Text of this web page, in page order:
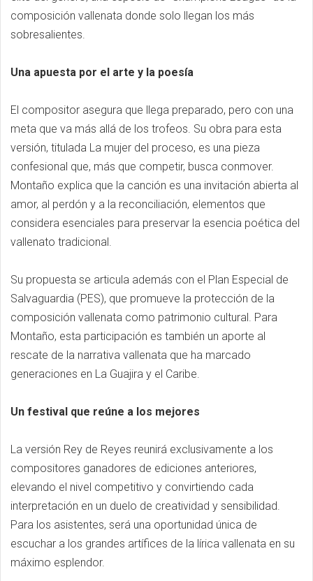
composición vallenata donde solo llegan los más
sobresalientes.
Una apuesta por el arte y la poesía
El compositor asegura que llega preparado, pero con una
meta que va más allá de los trofeos. Su obra para esta
versión, titulada La mujer del proceso, es una pieza
confesional que, más que competir, busca conmover.
Montaño explica que la canción es una invitación abierta al
amor, al perdón y a la reconciliación, elementos que
considera esenciales para preservar la esencia poética del
vallenato tradicional.
Su propuesta se articula además con el Plan Especial de
Salvaguardia (PES), que promueve la protección de la
composición vallenata como patrimonio cultural. Para
Montaño, esta participación es también un aporte al
rescate de la narrativa vallenata que ha marcado
generaciones en La Guajira y el Caribe.
Un festival que reúne a los mejores
La versión Rey de Reyes reunirá exclusivamente a los
compositores ganadores de ediciones anteriores,
elevando el nivel competitivo y convirtiendo cada
interpretación en un duelo de creatividad y sensibilidad.
Para los asistentes, será una oportunidad única de
escuchar a los grandes artífices de la lírica vallenata en su
máximo esplendor.